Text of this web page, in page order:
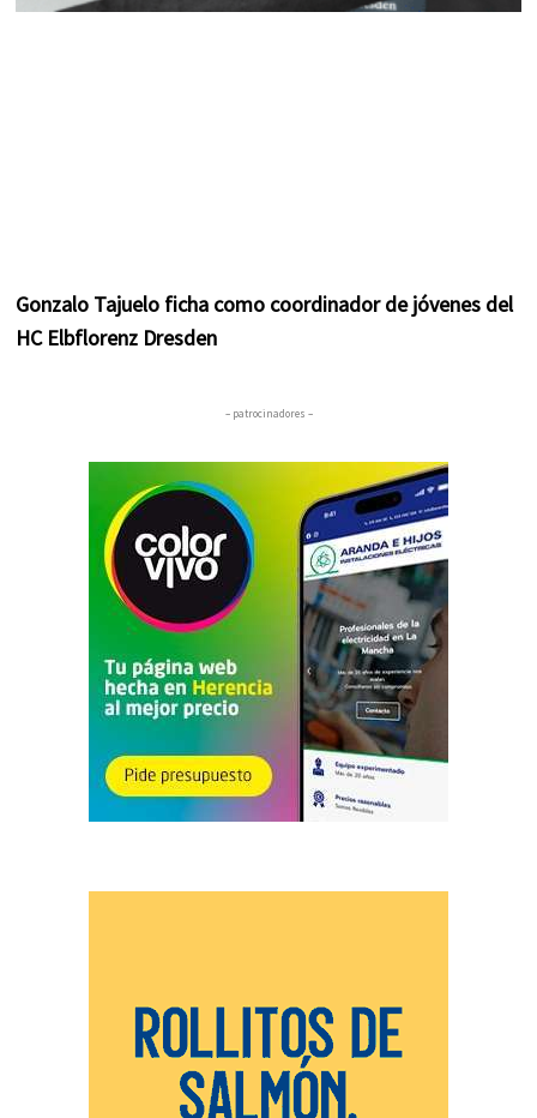
Gonzalo Tajuelo ficha como coordinador de jóvenes del
HC Elbflorenz Dresden
– patrocinadores –